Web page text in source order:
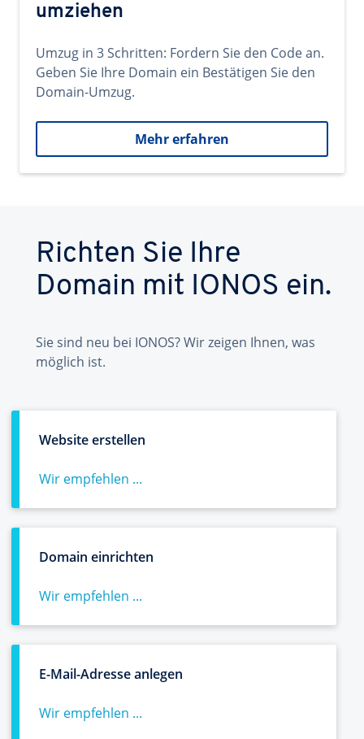
umziehen
Umzug in 3 Schritten: Fordern Sie den Code an.
Geben Sie Ihre Domain ein Bestätigen Sie den
Domain-Umzug.
Mehr erfahren
Richten Sie Ihre
Domain mit IONOS ein.
Sie sind neu bei IONOS? Wir zeigen Ihnen, was
möglich ist.
Website erstellen
Wir empfehlen ...
Domain einrichten
Wir empfehlen ...
E-Mail-Adresse anlegen
Wir empfehlen ...